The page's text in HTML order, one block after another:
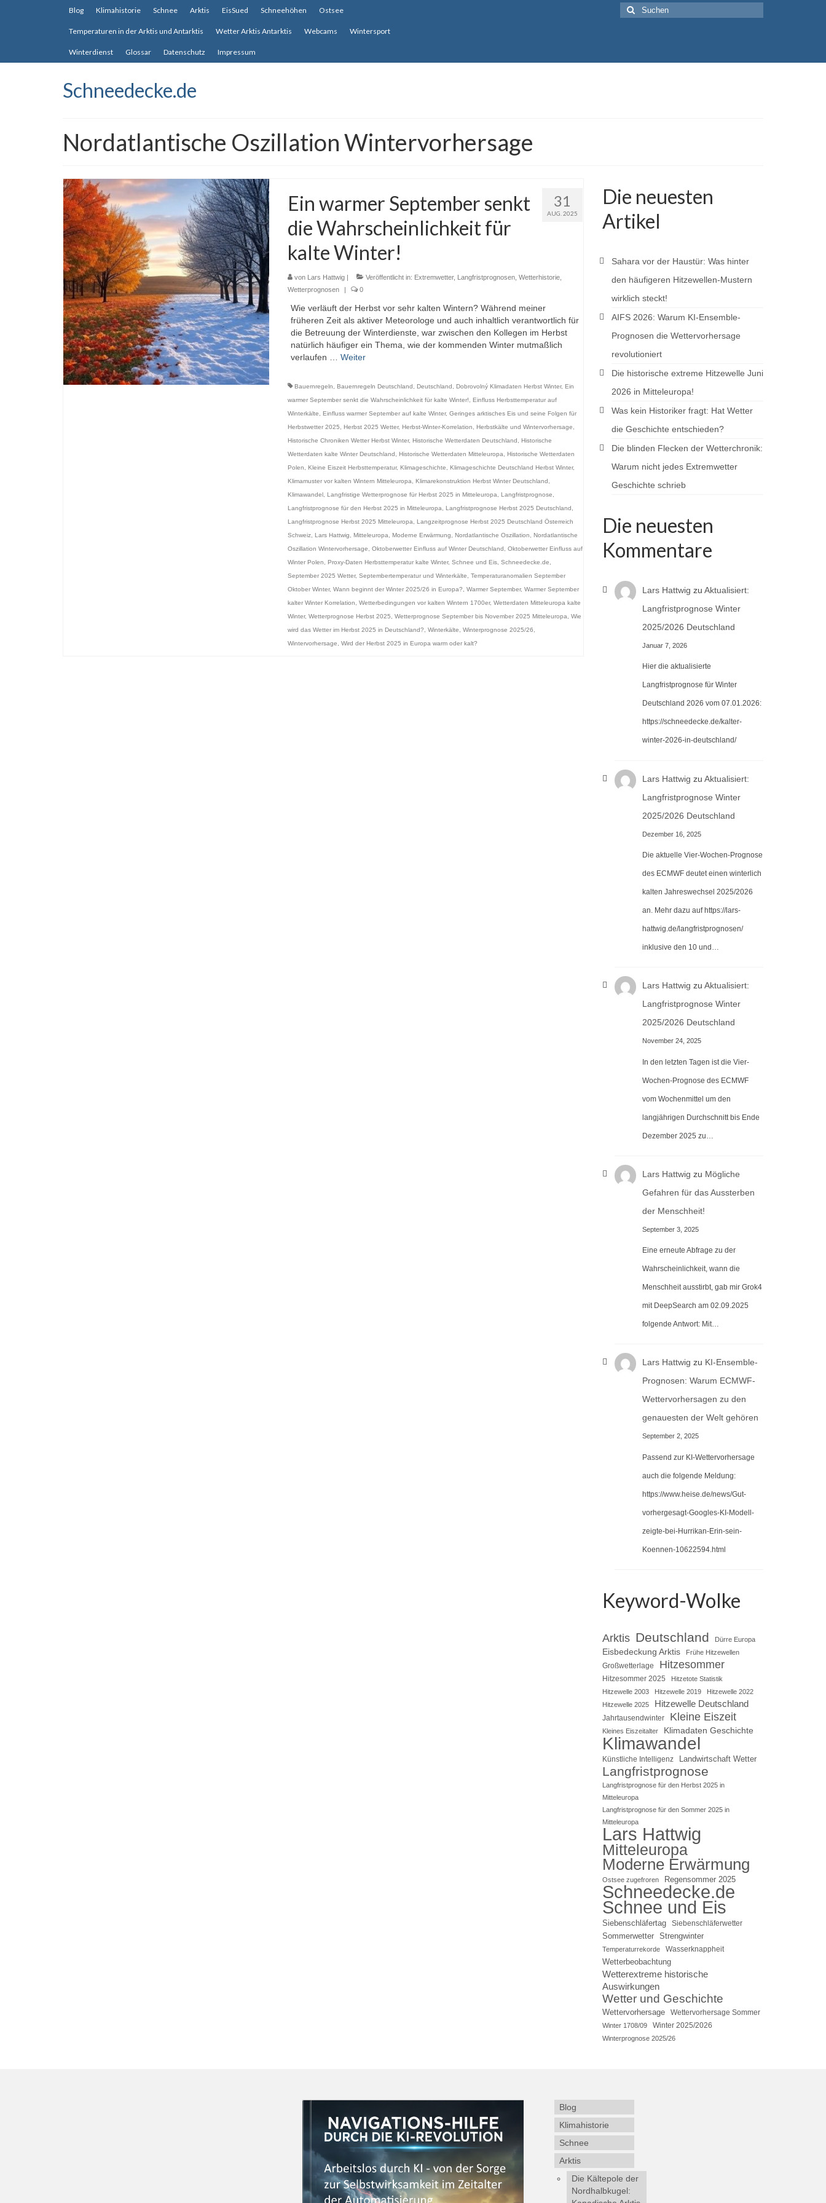
Blog Klimahistorie Schnee Arktis EisSued Schneehöhen Ostsee
Temperaturen in der Arktis und Antarktis Wetter Arktis Antarktis Webcams Wintersport
Winterdienst Glossar Datenschutz Impressum
Suche
nach:
Schneedecke.de
Nordatlantische Oszillation Wintervorhersage
31
AUG. 2025
Ein warmer September senkt
die Wahrscheinlichkeit für
kalte Winter!
von Lars Hattwig| Veröffentlicht in: Extremwetter, Langfristprognosen, Wetterhistorie,
Wetterprognosen
| 0
Wie verläuft der Herbst vor sehr kalten Wintern? Während meiner
früheren Zeit als aktiver Meteorologe und auch inhaltlich verantwortlich für
die Betreuung der Winterdienste, war zwischen den Kollegen im Herbst
natürlich häufiger ein Thema, wie der kommenden Winter mutmaßlich
verlaufen … Weiter
Bauernregeln Bauernregeln Deutschland Deutschland Dobrovolný Klimadaten Herbst Winter, Ein
warmer September senkt die Wahrscheinlichkeit für kalte Winter!
Einfluss Herbsttemperatur auf
Winterkälte
Einfluss warmer September auf kalte Winter, Geringes arktisches Eis und seine Folgen für
Herbstwetter 2025
Herbst 2025 Wetter, Herbst-Winter-Korrelation Herbstkälte und Wintervorhersage
Historische Chroniken Wetter Herbst Winter, Historische Wetterdaten Deutschland
Historische
Wetterdaten kalte Winter Deutschland
Historische Wetterdaten Mitteleuropa
Historische Wetterdaten
Polen
Kleine Eiszeit Herbsttemperatur, Klimageschichte Klimageschichte Deutschland Herbst Winter,
Klimamuster vor kalten Wintern Mitteleuropa
Klimarekonstruktion Herbst Winter Deutschland
Klimawandel, Langfristige Wetterprognose für Herbst 2025 in Mitteleuropa Langfristprognose
Langfristprognose für den Herbst 2025 in Mitteleuropa
Langfristprognose Herbst 2025 Deutschland
Langfristprognose Herbst 2025 Mitteleuropa
Langzeitprognose Herbst 2025 Deutschland Österreich
Schweiz, Lars Hattwig Mitteleuropa Moderne Erwärmung Nordatlantische Oszillation
Nordatlantische
Oszillation Wintervorhersage
Oktoberwetter Einfluss auf Winter Deutschland
Oktoberwetter Einfluss auf
Winter Polen
Proxy-Daten Herbsttemperatur kalte Winter, Schnee und Eis, Schneedecke.de
September 2025 Wetter, Septembertemperatur und Winterkälte
Temperaturanomalien September
Oktober Winter, Wann beginnt der Winter 2025/26 in Europa? Warmer September, Warmer September
kalter Winter Korrelation
Wetterbedingungen vor kalten Wintern 1700er, Wetterdaten Mitteleuropa kalte
Winter, Wetterprognose Herbst 2025 Wetterprognose September bis November 2025 Mitteleuropa
Wie
wird das Wetter im Herbst 2025 in Deutschland?
Winterkälte Winterprognose 2025/26
Wintervorhersage
Wird der Herbst 2025 in Europa warm oder kalt?
Die neuesten
Artikel
Sahara vor der Haustür: Was hinter
den häufigeren Hitzewellen-Mustern
wirklich steckt!
AIFS 2026: Warum KI-Ensemble-
Prognosen die Wettervorhersage
revolutioniert
Die historische extreme Hitzewelle Juni
2026 in Mitteleuropa!
Was kein Historiker fragt: Hat Wetter
die Geschichte entschieden?
Die blinden Flecken der Wetterchronik:
Warum nicht jedes Extremwetter
Geschichte schrieb
Die neuesten
Kommentare
Lars Hattwig zu Aktualisiert:
Langfristprognose Winter
2025/2026 Deutschland
Januar 7, 2026
Hier die aktualisierte
Langfristprognose für Winter
Deutschland 2026 vom 07.01.2026:
https://schneedecke.de/kalter-
winter-2026-in-deutschland/
Lars Hattwig zu Aktualisiert:
Langfristprognose Winter
2025/2026 Deutschland
Dezember 16, 2025
Die aktuelle Vier-Wochen-Prognose
des ECMWF deutet einen winterlich
kalten Jahreswechsel 2025/2026
an. Mehr dazu auf https://lars-
hattwig.de/langfristprognosen/
inklusive den 10 und…
Lars Hattwig zu Aktualisiert:
Langfristprognose Winter
2025/2026 Deutschland
November 24, 2025
In den letzten Tagen ist die Vier-
Wochen-Prognose des ECMWF
vom Wochenmittel um den
langjährigen Durchschnitt bis Ende
Dezember 2025 zu…
Lars Hattwig zu Mögliche
Gefahren für das Aussterben
der Menschheit!
September 3, 2025
Eine erneute Abfrage zu der
Wahrscheinlichkeit, wann die
Menschheit ausstirbt, gab mir Grok4
mit DeepSearch am 02.09.2025
folgende Antwort: Mit…
Lars Hattwig zu KI-Ensemble-
Prognosen: Warum ECMWF-
Wettervorhersagen zu den
genauesten der Welt gehören
September 2, 2025
Passend zur KI-Wettervorhersage
auch die folgende Meldung:
https://www.heise.de/news/Gut-
vorhergesagt-Googles-KI-Modell-
zeigte-bei-Hurrikan-Erin-sein-
Koennen-10622594.html
Keyword-Wolke
Arktis Deutschland Dürre Europa
Eisbedeckung Arktis Frühe Hitzewellen
Großwetterlage Hitzesommer
Hitzesommer 2025
Hitzetote Statistik
Hitzewelle 2003
Hitzewelle 2019
Hitzewelle 2022
Hitzewelle 2025
Hitzewelle Deutschland
Jahrtausendwinter Kleine Eiszeit
Kleines Eiszeitalter Klimadaten Geschichte
Klimawandel
Künstliche Intelligenz Landwirtschaft Wetter
Langfristprognose
Langfristprognose für den Herbst 2025 in
Mitteleuropa
Langfristprognose für den Sommer 2025 in
Mitteleuropa
Lars Hattwig
Mitteleuropa
Moderne Erwärmung
Ostsee zugefroren Regensommer 2025
Schneedecke.de
Schnee und Eis
Siebenschläfertag Siebenschläferwetter
Sommerwetter Strengwinter
Temperaturrekorde Wasserknappheit
Wetterbeobachtung
Wetterextreme historische
Auswirkungen
Wetter und Geschichte
Wettervorhersage Wettervorhersage Sommer
Winter 1708/09 Winter 2025/2026
Winterprognose 2025/26
Blog
Klimahistorie
Schnee
Arktis
Die Kältepole der
Nordhalbkugel: